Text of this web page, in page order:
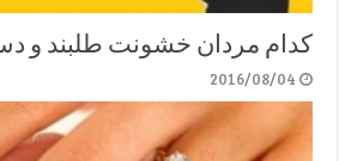
کدام مردان خشونت طلبند و
2016/08/04